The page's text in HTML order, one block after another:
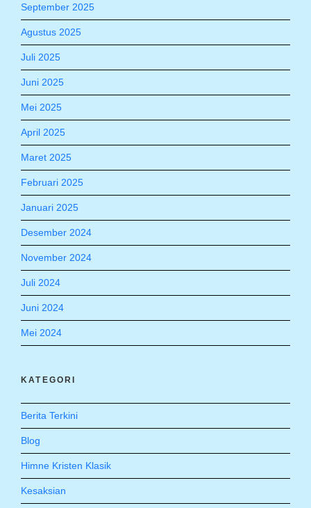
September 2025
Agustus 2025
Juli 2025
Juni 2025
Mei 2025
April 2025
Maret 2025
Februari 2025
Januari 2025
Desember 2024
November 2024
Juli 2024
Juni 2024
Mei 2024
KATEGORI
Berita Terkini
Blog
Himne Kristen Klasik
Kesaksian